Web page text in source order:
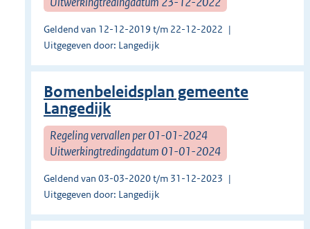
Geldend van 12-12-2019 t/m 22-12-2022
Uitgegeven door: Langedijk
Bomenbeleidsplan gemeente
Langedijk
Regeling vervallen per 01-01-2024
Uitwerkingtredingdatum 01-01-2024
Geldend van 03-03-2020 t/m 31-12-2023
Uitgegeven door: Langedijk